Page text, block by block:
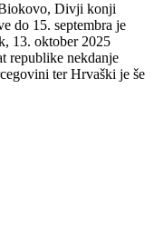
Divji konji
do 15. septembra je
13. oktober 2025
republike nekdanje
ter Hrvaški je še